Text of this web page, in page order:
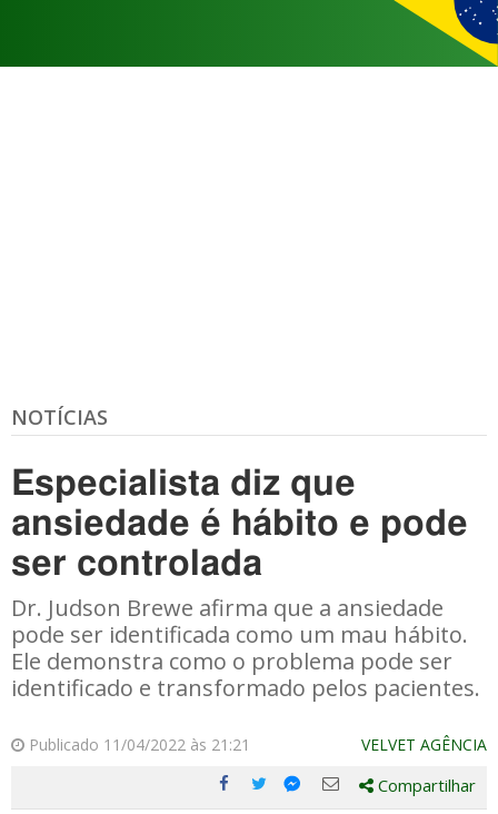
NOTÍCIAS
Especialista diz que
ansiedade é hábito e pode
ser controlada
Dr. Judson Brewe afirma que a ansiedade
pode ser identificada como um mau hábito.
Ele demonstra como o problema pode ser
identificado e transformado pelos pacientes.
Publicado 11/04/2022 às 21:21 VELVET AGÊNCIA
Compartilhe
CompartilheCompartilhe
Compartilhar